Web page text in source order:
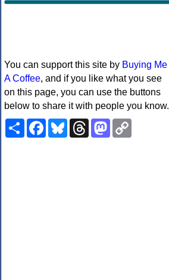
You can support this site by Buying Me
A Coffee, and if you like what you see
on this page, you can use the buttons
below to share it with people you know.
ShareFacebookBlueskyThreadsMastodon